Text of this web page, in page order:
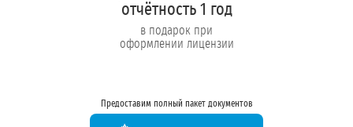
отчётность 1 год
в подарок при
оформлении лицензии
Предоставим полный пакет документов